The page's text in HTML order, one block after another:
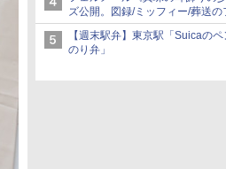
ズ公開。図録/ミッフィー/葬送の
か、注目ブランドコラボが実現
【週末駅弁】東京駅「Suicaの
のり弁」